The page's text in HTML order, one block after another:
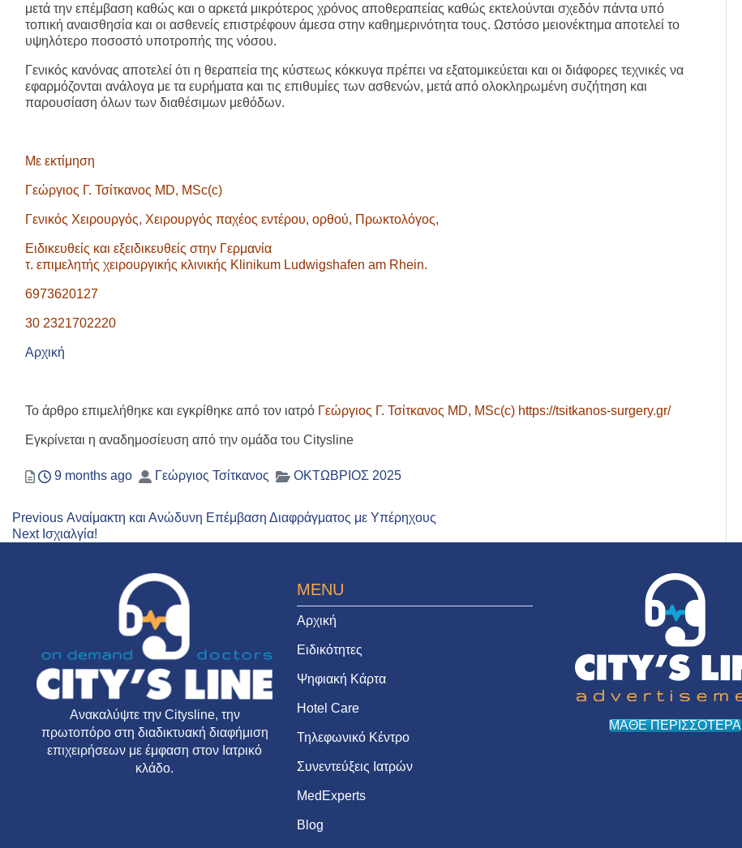
μετά την επέμβαση καθώς και ο αρκετά μικρότερος χρόνος αποθεραπείας καθώς εκτελούνται σχεδόν πάντα υπό
τοπική αναισθησία και οι ασθενείς επιστρέφουν άμεσα στην καθημερινότητα τους. Ωστόσο μειονέκτημα αποτελεί το
υψηλότερο ποσοστό υποτροπής της νόσου.
Γενικός κανόνας αποτελεί ότι η θεραπεία της κύστεως κόκκυγα πρέπει να εξατομικεύεται και οι διάφορες τεχνικές να
εφαρμόζονται ανάλογα με τα ευρήματα και τις επιθυμίες των ασθενών, μετά από ολοκληρωμένη συζήτηση και
παρουσίαση όλων των διαθέσιμων μεθόδων.
Με εκτίμηση
Γεώργιος Γ. Τσίτκανος MD, MSc(c)
Γενικός Χειρουργός, Χειρουργός παχέος εντέρου, ορθού, Πρωκτολόγος,
Ειδικευθείς και εξειδικευθείς στην Γερμανία
τ. επιμελητής χειρουργικής κλινικής Klinikum Ludwigshafen am Rhein.
6973620127
30 2321702220
Αρχική
Το άρθρο επιμελήθηκε και εγκρίθηκε από τον ιατρό Γεώργιος Γ. Τσίτκανος MD, MSc(c) https://tsitkanos-surgery.gr/
Εγκρίνεται η αναδημοσίευση από την ομάδα του Citysline
Posted
9 months ago Author
Γεώργιος Τσίτκανος Categories
ΟΚΤΩΒΡΙΟΣ 2025
Πλοήγηση
Previous Previous
post:
Αναίμακτη και Ανώδυνη Επέμβαση Διαφράγματος με Υπέρηχους
Next Next
Ισχιαλγία!
Ανακαλύψτε την Citysline, την
πρωτοπόρο στη διαδικτυακή διαφήμιση
επιχειρήσεων με έμφαση στον Ιατρικό
κλάδο.
MENU
Αρχική
Ειδικότητες
Ψηφιακή Κάρτα
Hotel Care
Τηλεφωνικό Κέντρο
Συνεντεύξεις Ιατρών
MedExperts
Blog
ΜΑΘΕ ΠΕΡΙΣΣΟΤΕΡΑ